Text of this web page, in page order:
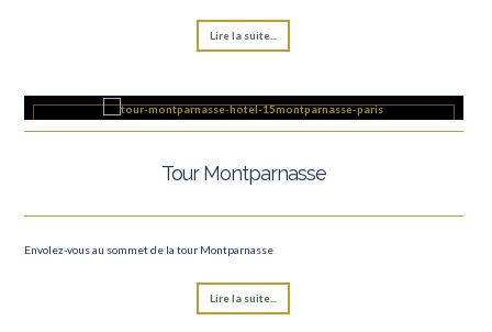
Lire la suite...
Tour Montparnasse
Envolez-vous au sommet de la tour Montparnasse
Lire la suite...